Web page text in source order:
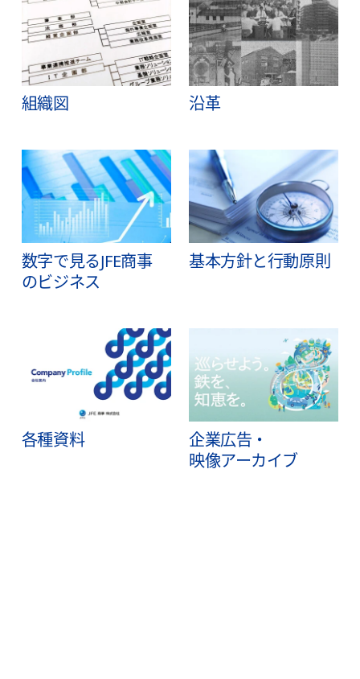
組織図 沿革
数字で見るJFE商事
のビジネス
基本方針と行動原則
各種資料
企業広告・
映像アーカイブ